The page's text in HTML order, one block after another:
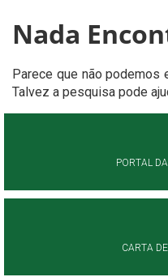
Nada
Parece que não podemos
Talvez a pesquisa pode
PORTAL
CARTA